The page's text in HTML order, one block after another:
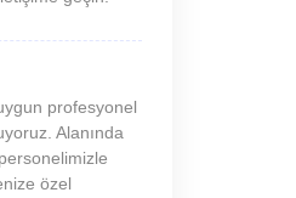
profesyonel
Alanında
özel